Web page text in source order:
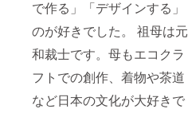
で作る」「デザインする」
のが好きでした。 祖母は元
和裁士です。母もエコクラ
フトでの創作、着物や茶道
など日本の文化が大好きで